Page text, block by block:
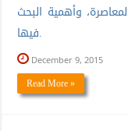
المعاصرة، وأهمية البحث
فيها.
December 9, 2015
Read More »